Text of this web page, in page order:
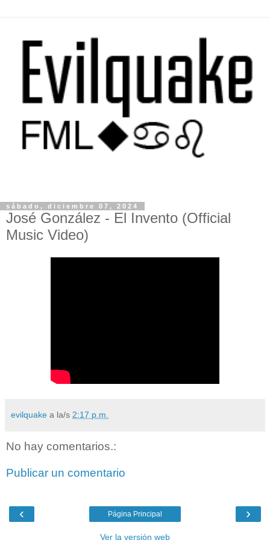
sábado, diciembre 07, 2024
José González - El Invento (Official
Music Video)
evilquake a la/s 2:17 p.m.
No hay comentarios.:
Publicar un comentario
‹ ›
Página Principal
Ver la versión web